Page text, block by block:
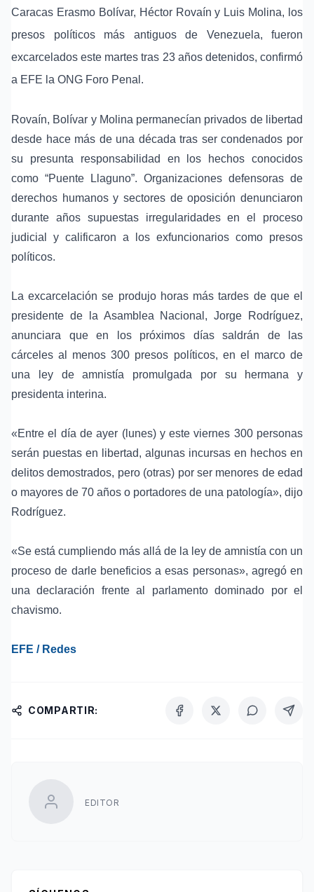
Caracas Erasmo Bolívar, Héctor Rovaín y Luis Molina, los
presos políticos más antiguos de Venezuela, fueron
excarcelados este martes tras 23 años detenidos, confirmó
a EFE la ONG Foro Penal .
Rovaín, Bolívar y Molina permanecían privados de libertad
desde hace más de una década tras ser condenados por
su presunta responsabilidad en los hechos conocidos
como “Puente Llaguno”. Organizaciones defensoras de
derechos humanosysectores de oposición denunciaron
durante años supuestas irregularidades en el proceso
judicial
y calificaron a los exfuncionarios como presos
políticos.
La excarcelación se produjo horas más tardes de que el
presidente de la Asamblea Nacional ,Jorge Rodríguez,
anunciara que en los próximos días saldrán de las
cárceles al menos 300 presos políticos, en el marco de
una
ley de amnistía promulgada por su hermana y
presidenta interina.
«Entre el día de ayer (lunes) y este viernes 300 personas
serán puestas en libertad, algunas incursas en hechos en
delitos demostrados, pero (otras) por ser menores de edad
o mayores de 70 años o portadores de una patología», dijo
Rodríguez.
«Se está cumpliendo más allá de la ley de amnistía con un
proceso de darle beneficios a esas personas», agregó en
una declaración frente al parlamento dominado por el
chavismo.
EFE / Redes
COMPARTIR:
EDITOR